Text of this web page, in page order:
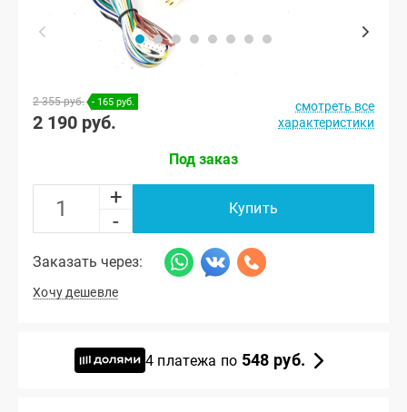
2 355 руб. - 165 руб.
2 190 руб.
смотреть все
характеристики
Под заказ
+
-
Купить
Заказать через:
Хочу дешевле
4 платежа по 548 руб.